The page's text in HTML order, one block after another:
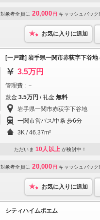
対象者全員に 20,000 円 キャッシュバック!
お気に入りに追加
[一戸建] 岩手県一関市赤荻字下谷地
3.5万円
管理費 : －
敷金 3.5万円 / 礼金 無料
岩手県一関市赤荻字下谷地
一関市営バス/中条 歩6分
3K / 46.37m²
ただいま 10人以上 が検討中！
対象者全員に 20,000 円 キャッシュバック!
お気に入りに追加
シティハイムポエム